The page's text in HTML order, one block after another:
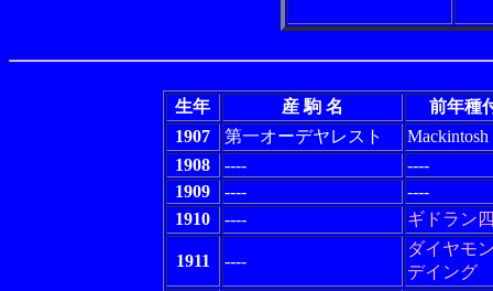
生年 産 駒 名
前年種
1907
第一オーデヤレスト
Mackintosh
1908
----
----
1909
----
----
1910
---- ギドラン
1911 ----
ダイヤモ
デイング